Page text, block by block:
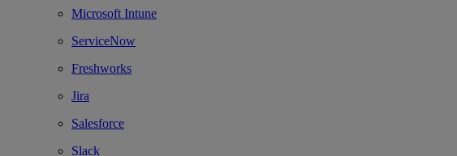
Microsoft Intune
ServiceNow
Freshworks
Jira
Salesforce
Slack